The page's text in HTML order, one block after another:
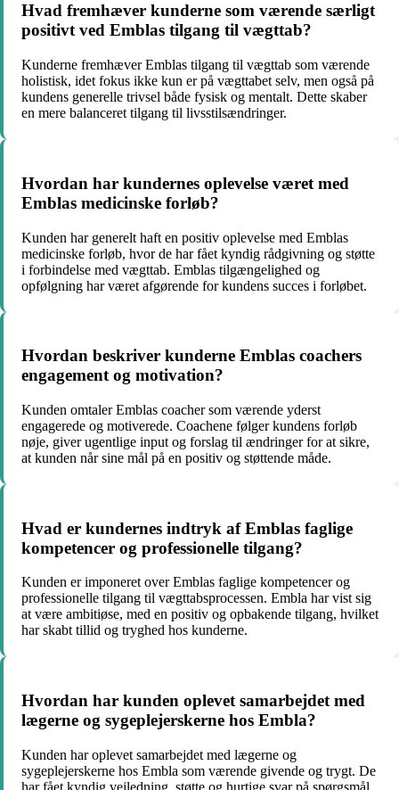
Hvad fremhæver kunderne som værende særligt
positivt ved Emblas tilgang til vægttab?
Kunderne fremhæver Emblas tilgang til vægttab som værende
holistisk, idet fokus ikke kun er på vægttabet selv, men også på
kundens generelle trivsel både fysisk og mentalt. Dette skaber
en mere balanceret tilgang til livsstilsændringer.
Hvordan har kundernes oplevelse været med
Emblas medicinske forløb?
Kunden har generelt haft en positiv oplevelse med Emblas
medicinske forløb, hvor de har fået kyndig rådgivning og støtte
i forbindelse med vægttab. Emblas tilgængelighed og
opfølgning har været afgørende for kundens succes i forløbet.
Hvordan beskriver kunderne Emblas coachers
engagement og motivation?
Kunden omtaler Emblas coacher som værende yderst
engagerede og motiverede. Coachene følger kundens forløb
nøje, giver ugentlige input og forslag til ændringer for at sikre,
at kunden når sine mål på en positiv og støttende måde.
Hvad er kundernes indtryk af Emblas faglige
kompetencer og professionelle tilgang?
Kunden er imponeret over Emblas faglige kompetencer og
professionelle tilgang til vægttabsprocessen. Embla har vist sig
at være ambitiøse, med en positiv og opbakende tilgang, hvilket
har skabt tillid og tryghed hos kunderne.
Hvordan har kunden oplevet samarbejdet med
lægerne og sygeplejerskerne hos Embla?
Kunden har oplevet samarbejdet med lægerne og
sygeplejerskerne hos Embla som værende givende og trygt. De
har fået kyndig vejledning, støtte og hurtige svar på spørgsmål,